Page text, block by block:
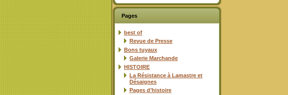
Pages
best of
Revue de Presse
Bons tuyaux
Galerie Marchande
HISTOIRE
La Résistance à Lamastre et
Désaignes
Pages d’histoire